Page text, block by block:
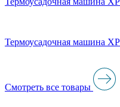
Термоусадочная машина
Смотреть все товары